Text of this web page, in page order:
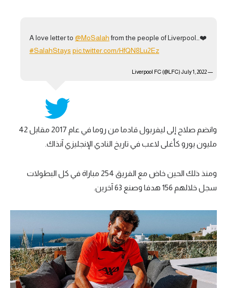
A love letter to @MoSalahfrom the people of Liverpool…❤️
#SalahStays pic.twitter.com/HfQN8Lu2Ez
— Liverpool FC (@LFC)
July 1, 2022
وانضم صلاح إلى ليفربول قادما من روما في عام 2017 مقابل 42
مليون يورو كأغلى لاعب في تاريخ النادي الإنجليزي آنذاك.
ومنذ ذلك الحين خاض مع الفريق 254 مباراة في كل البطولات
سجل خلالهم 156 هدفا وصنع 63 آخرين.